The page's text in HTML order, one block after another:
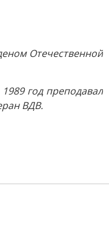
Отечественной
год преподавал
ВДВ.